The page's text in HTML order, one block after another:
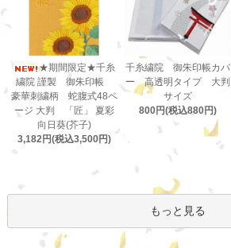
★期間限定★千糸
繍院 謹製 御朱印帳
豪華刺繍柄 蛇腹式48ペ
ージ 大判 「匠」 夏彩
向日葵(芥子)
3,182円(税込3,500円)
千糸繍院 御朱印帳カバ
ー 高透明タイプ 大判
サイズ
800円(税込880円)
もっと見る